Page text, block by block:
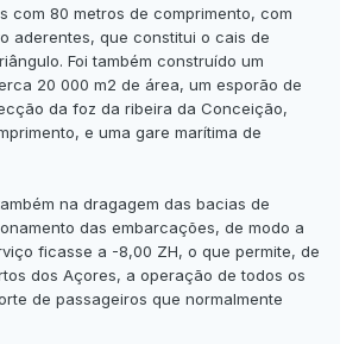
com 80 metros de comprimento, com
aderentes, que constitui o cais de
Foi também construído um
20 000 m2 de área, um esporão de
da foz da ribeira da Conceição,
e uma gare marítima de
na dragagem das bacias de
das embarcações, de modo a
ficasse a -8,00 ZH, o que permite, de
dos Açores, a operação de todos os
de passageiros que normalmente